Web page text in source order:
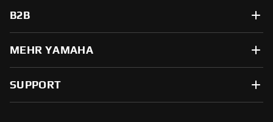
B2B
MEHR YAMAHA
SUPPORT